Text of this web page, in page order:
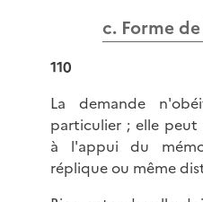
c. Forme
110
La demande
particulier ; elle
à l'appui du
réplique ou même